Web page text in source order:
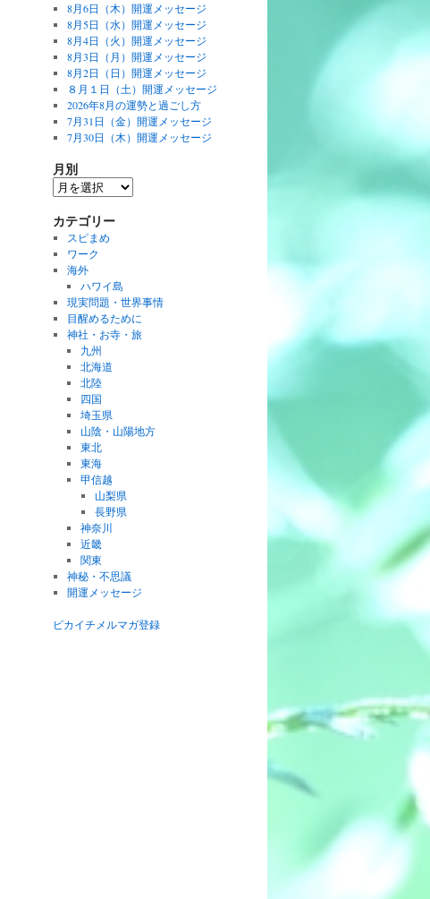
8月6日（木）開運メッセージ
8月5日（水）開運メッセージ
8月4日（火）開運メッセージ
8月3日（月）開運メッセージ
8月2日（日）開運メッセージ
８月１日（土）開運メッセージ
2026年8月の運勢と過ごし方
7月31日（金）開運メッセージ
7月30日（木）開運メッセージ
月別
月
別
カテゴリー
スピまめ
ワーク
海外
ハワイ島
現実問題・世界事情
目醒めるために
神社・お寺・旅
九州
北海道
北陸
四国
埼玉県
山陰・山陽地方
東北
東海
甲信越
山梨県
長野県
神奈川
近畿
関東
神秘・不思議
開運メッセージ
ピカイチメルマガ登録